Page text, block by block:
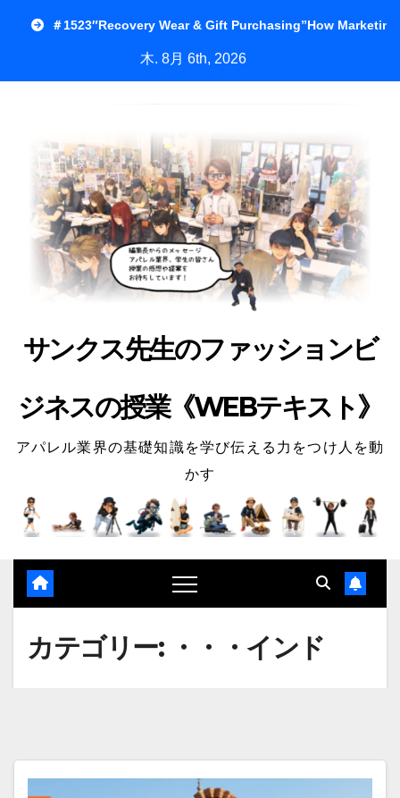
＃1523″Recovery Wear & Gift Purchasing”How
木. 8月 6th, 2026
サンクス先生のファッションビ
ジネスの授業《WEBテキスト》
アパレル業界の基礎知識を学び伝える力をつけ人を動
かす
カテゴリー: ・・・インド